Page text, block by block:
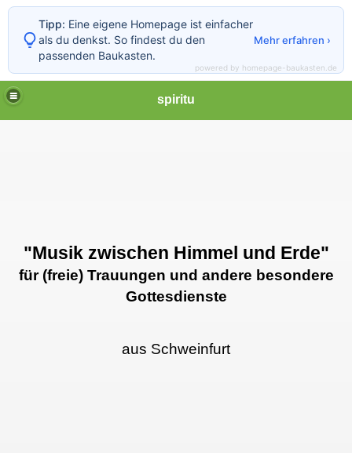
spiritu
"Musik zwischen Himmel und Erde"
für (freie) Trauungen und andere besondere
Gottesdienste
aus Schweinfurt
Tipp: Eine eigene Homepage ist einfacher
als du denkst. So findest du den
passenden Baukasten.
Mehr erfahren ›
powered by homepage-baukasten.de